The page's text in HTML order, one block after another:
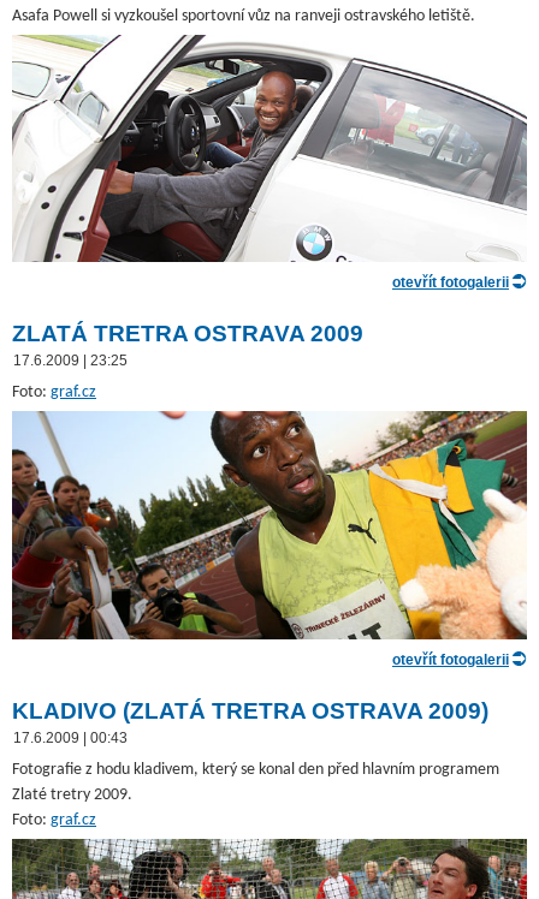
Asafa Powell si vyzkoušel sportovní vůz na ranveji ostravského letiště.
otevřít fotogalerii
ZLATÁ TRETRA OSTRAVA 2009
17.6.2009 | 23:25
Foto: graf.cz
otevřít fotogalerii
KLADIVO (ZLATÁ TRETRA OSTRAVA 2009)
17.6.2009 | 00:43
Fotografie z hodu kladivem, který se konal den před hlavním programem
Zlaté tretry 2009.
Foto: graf.cz